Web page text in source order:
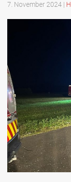
7. November 2024 |